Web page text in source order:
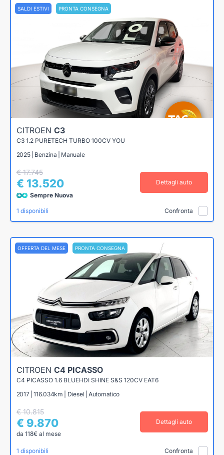
SALDI ESTIVI PRONTA CONSEGNA
CITROEN C3
C3 1.2 PURETECH TURBO 100CV YOU
2025 | Benzina | Manuale
€ 17.745
€ 13.520
Sempre Nuova
Dettagli auto
1 disponibili Confronta
OFFERTA DEL MESE PRONTA CONSEGNA
CITROEN C4 PICASSO
C4 PICASSO 1.6 BLUEHDI SHINE S&S 120CV EAT6
2017 | 116.034km | Diesel | Automatico
€ 10.815
€ 9.870
da 118€ al mese
Dettagli auto
1 disponibili Confronta